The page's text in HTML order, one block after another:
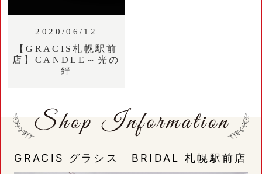
2020/06/12
【GRACIS札幌駅前
店】CANDLE～光の
絆
GRACIS グラシス BRIDAL 札幌駅前店